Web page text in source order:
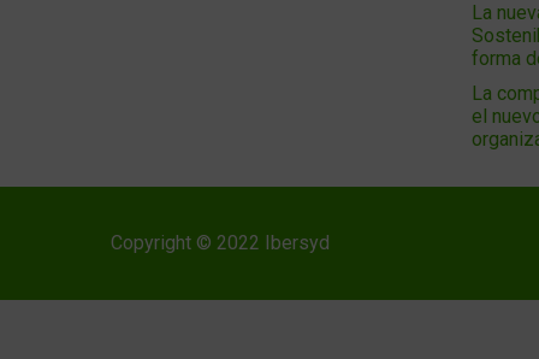
La
forma
La
el
Copyright © 2022 Ibersyd